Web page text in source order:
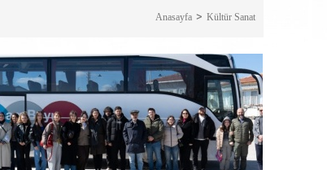
Anasayfa Kültür Sanat